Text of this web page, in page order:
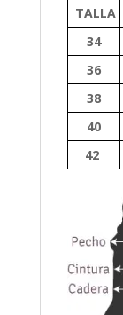
TALLA
34
36
38
40
42